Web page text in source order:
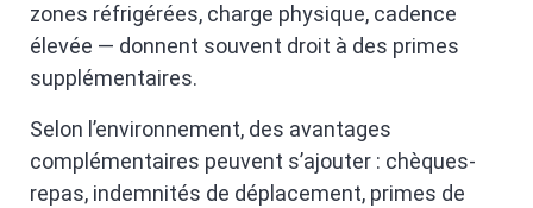
zones réfrigérées, charge physique, cadence
élevée — donnent souvent droit à des primes
supplémentaires.
Selon l’environnement, des avantages
complémentaires peuvent s’ajouter : chèques-
repas, indemnités de déplacement, primes de